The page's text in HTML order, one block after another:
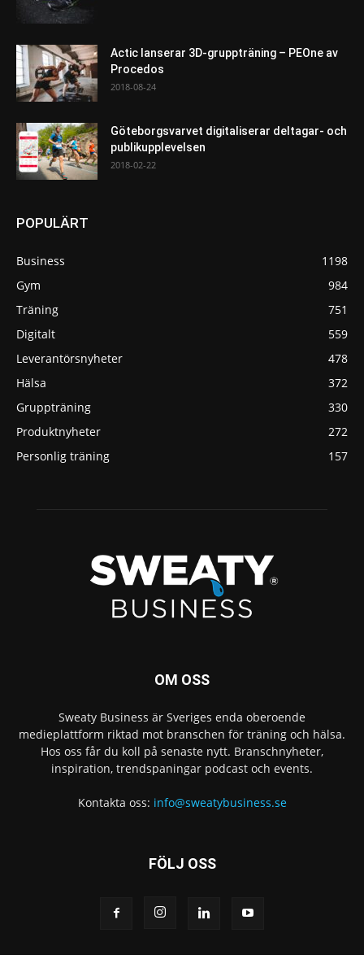
Actic lanserar 3D-gruppträning – PEOne av
Procedos
2018-08-24
Göteborgsvarvet digitaliserar deltagar- och
publikupplevelsen
2018-02-22
POPULÄRT
Business
1198
Gym
984
Träning
751
Digitalt
559
Leverantörsnyheter
478
Hälsa
372
Gruppträning
330
Produktnyheter
272
Personlig träning
157
OM OSS
Sweaty Business är Sveriges enda oberoende
medieplattform riktad mot branschen för träning och hälsa.
Hos oss får du koll på senaste nytt. Branschnyheter,
inspiration, trendspaningar podcast och events.
Kontakta oss: info@sweatybusiness.se
FÖLJ OSS